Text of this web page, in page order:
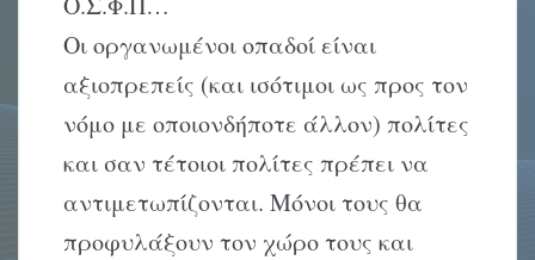
Οι οργανωμένοι οπαδοί είναι
αξιοπρεπείς (και ισότιμοι ως προς τον
νόμο με οποιονδήποτε άλλον) πολίτες
και σαν τέτοιοι πολίτες πρέπει να
αντιμετωπίζονται. Μόνοι τους θα
προφυλάξουν τον χώρο τους και